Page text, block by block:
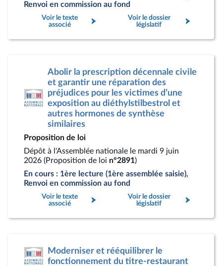
Renvoi en commission au fond
Voir le texte
associé
Voir le dossier
législatif
Abolir la prescription décennale civile
et garantir une réparation des
préjudices pour les victimes d’une
exposition au diéthylstilbestrol et
autres hormones de synthèse
similaires
Proposition de loi
Dépôt à l'Assemblée nationale le mardi 9 juin
2026 (Proposition de loi n°2891)
En cours : 1ère lecture (1ère assemblée saisie),
Renvoi en commission au fond
Voir le texte
associé
Voir le dossier
législatif
Moderniser et rééquilibrer le
fonctionnement du titre-restaurant